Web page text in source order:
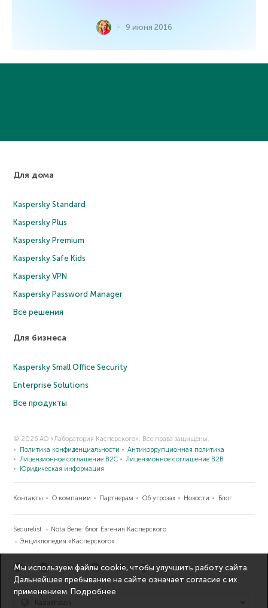
9 июня 2016
Для дома
Kaspersky Standard
Kaspersky Plus
Kaspersky Premium
Kaspersky Safe Kids
Kaspersky VPN
Kaspersky Password Manager
Все решения
Для бизнеса
Kaspersky Small Office Security
Enterprise Solutions
Все продукты
© 2026 АО «Лаборатория Касперского». Все права защищены.
Политика конфиденциальности
Антикоррупционная политика
Лицензионное соглашение B2C
Лицензионное соглашение B2B
Юридическая информация
Контакты О компании Партнерам Об угрозах Новости Блог
Securelist
Nota Bene: блог Евгения Касперского
Энциклопедия «Касперского»
Kazakhstan
Мы используем файлы cookie, чтобы улучшить работу сайта.
Дальнейшее пребывание на сайте означает согласие с их
применением. Подробнее